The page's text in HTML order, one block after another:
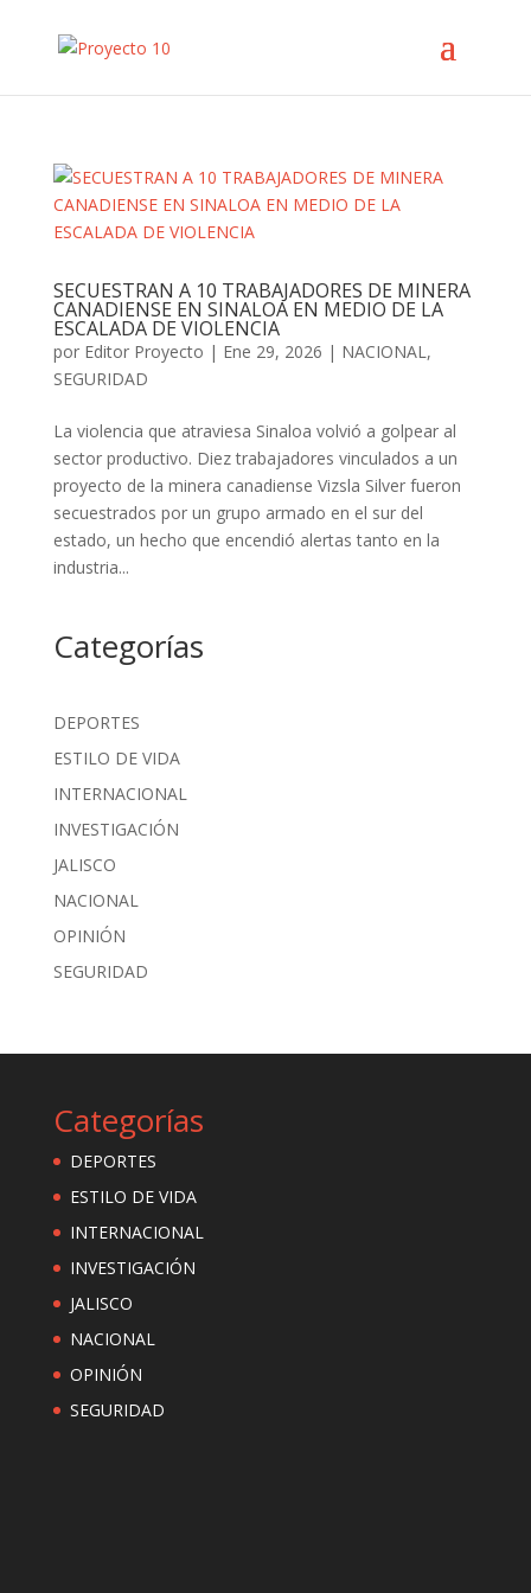
SECUESTRAN A 10 TRABAJADORES DE MINERA
CANADIENSE EN SINALOA EN MEDIO DE LA
ESCALADA DE VIOLENCIA
por Editor Proyecto | Ene 29, 2026 | NACIONAL,
SEGURIDAD
La violencia que atraviesa Sinaloa volvió a golpear al
sector productivo. Diez trabajadores vinculados a un
proyecto de la minera canadiense Vizsla Silver fueron
secuestrados por un grupo armado en el sur del
estado, un hecho que encendió alertas tanto en la
industria...
Categorías
DEPORTES
ESTILO DE VIDA
INTERNACIONAL
INVESTIGACIÓN
JALISCO
NACIONAL
OPINIÓN
SEGURIDAD
Categorías
DEPORTES
ESTILO DE VIDA
INTERNACIONAL
INVESTIGACIÓN
JALISCO
NACIONAL
OPINIÓN
SEGURIDAD